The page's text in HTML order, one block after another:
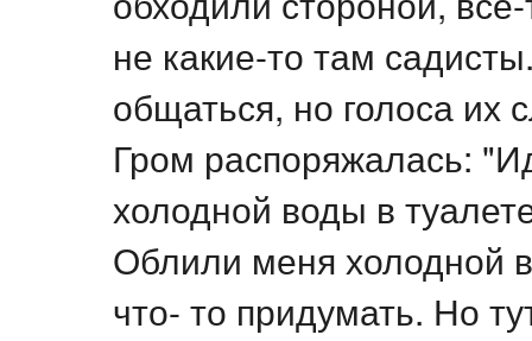
не какие-то там
общаться, но голоса их
Гром распоряжалась:
холодной воды в
Облили меня холодной
что- то придумать. Но